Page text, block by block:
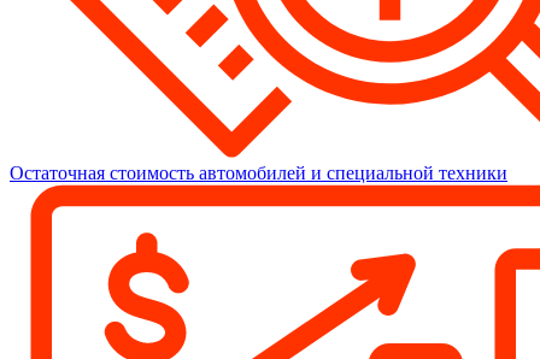
Остаточная стоимость автомобилей и специальной техники